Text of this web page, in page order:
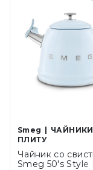
Smeg
ПЛИТУ
Чайник со
Smeg 50's Style